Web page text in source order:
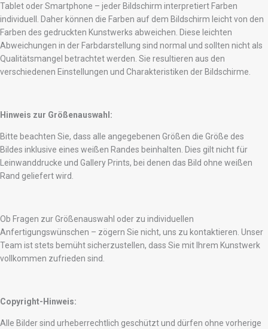
Tablet oder Smartphone – jeder Bildschirm interpretiert Farben
individuell. Daher können die Farben auf dem Bildschirm leicht von den
Farben des gedruckten Kunstwerks abweichen. Diese leichten
Abweichungen in der Farbdarstellung sind normal und sollten nicht als
Qualitätsmangel betrachtet werden. Sie resultieren aus den
verschiedenen Einstellungen und Charakteristiken der Bildschirme.
Hinweis zur Größenauswahl:
Bitte beachten Sie, dass alle angegebenen Größen die Größe des
Bildes inklusive eines weißen Randes beinhalten. Dies gilt nicht für
Leinwanddrucke und Gallery Prints, bei denen das Bild ohne weißen
Rand geliefert wird.
Ob Fragen zur Größenauswahl oder zu individuellen
Anfertigungswünschen – zögern Sie nicht, uns zu kontaktieren. Unser
Team ist stets bemüht sicherzustellen, dass Sie mit Ihrem Kunstwerk
vollkommen zufrieden sind.
Copyright-Hinweis:
Alle Bilder sind urheberrechtlich geschützt und dürfen ohne vorherige